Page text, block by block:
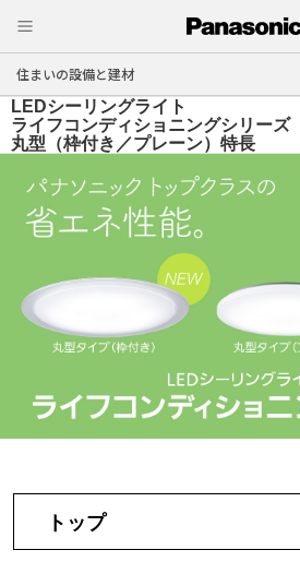
住まいの設備と建材
LEDシーリングライト
ライフコンディショニングシリーズ
丸型（枠付き／プレーン）特長
トップ